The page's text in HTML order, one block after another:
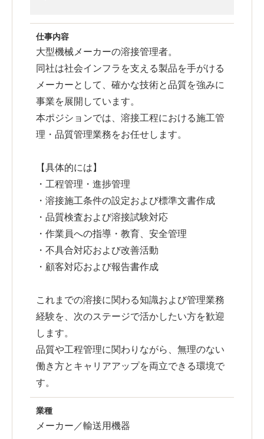
仕事内容
大型機械メーカーの溶接管理者。
同社は社会インフラを支える製品を手がける
メーカーとして、確かな技術と品質を強みに
事業を展開しています。
本ポジションでは、溶接工程における施工管
理・品質管理業務をお任せします。
【具体的には】
・工程管理・進捗管理
・溶接施工条件の設定および標準文書作成
・品質検査および溶接試験対応
・作業員への指導・教育、安全管理
・不具合対応および改善活動
・顧客対応および報告書作成
これまでの溶接に関わる知識および管理業務
経験を、次のステージで活かしたい方を歓迎
します。
品質や工程管理に関わりながら、無理のない
働き方とキャリアアップを両立できる環境で
す。
業種
メーカー／輸送用機器